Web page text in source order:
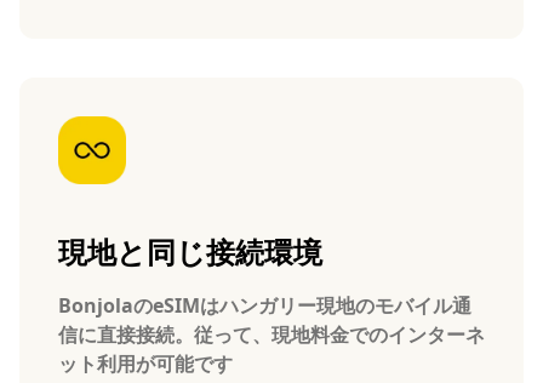
現地と同じ接続環境
BonjolaのeSIMはハンガリー現地のモバイル通
信に直接接続。従って、現地料金でのインターネ
ット利用が可能です